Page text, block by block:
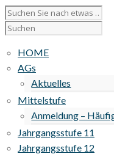
HOME
AGs
Aktuelles
Mittelstufe
Anmeldung –
Jahrgangsstufe 11
Jahrgangsstufe 12